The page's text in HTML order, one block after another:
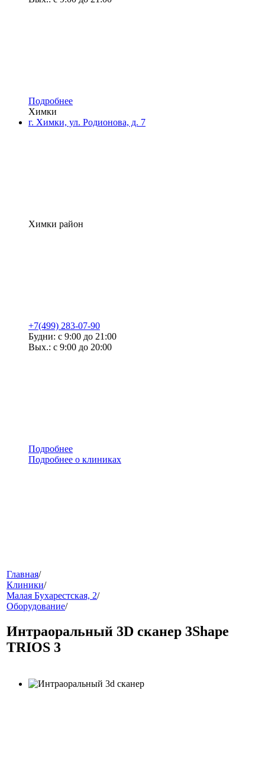
Подробнее
Химки
г. Химки, ул. Родионова, д. 7
Химки район
+7(499) 283-07-90
Будни: с 9:00 до 21:00
Вых.: с 9:00 до 20:00
Подробнее
Подробнее о клиниках
меню
звонок
Главная/
Клиники/
Малая Бухарестская, 2/
Оборудование/
Интраоральный 3D сканер 3Shape
TRIOS 3